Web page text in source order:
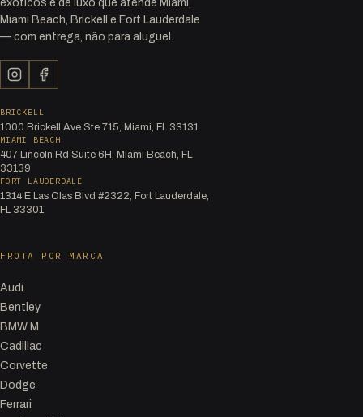
exóticos e de luxo que atende Miami,
Miami Beach, Brickell e Fort Lauderdale
— com entrega, não para aluguel.
BRICKELL
1000 Brickell Ave Ste 715, Miami, FL 33131
MIAMI BEACH
407 Lincoln Rd Suite 6H, Miami Beach, FL
33139
FORT LAUDERDALE
1314 E Las Olas Blvd #2322, Fort Lauderdale,
FL 33301
FROTA POR MARCA
Audi
Bentley
BMW M
Cadillac
Corvette
Dodge
Ferrari